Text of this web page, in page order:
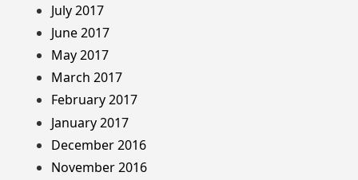
July 2017
June 2017
May 2017
March 2017
February 2017
January 2017
December 2016
November 2016